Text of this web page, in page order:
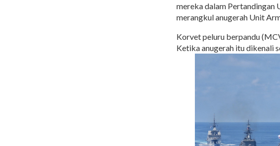
mereka dalam Pertandingan
merangkul anugerah Unit
Korvet peluru berpandu
Ketika anugerah itu dikenali